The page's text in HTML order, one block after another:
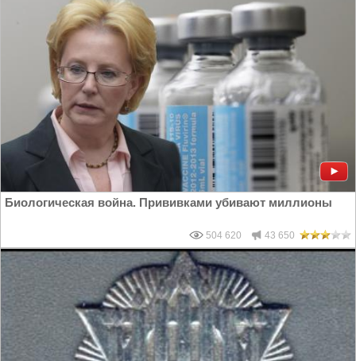
Биологическая война. Прививками убивают миллионы
504 620 43 650